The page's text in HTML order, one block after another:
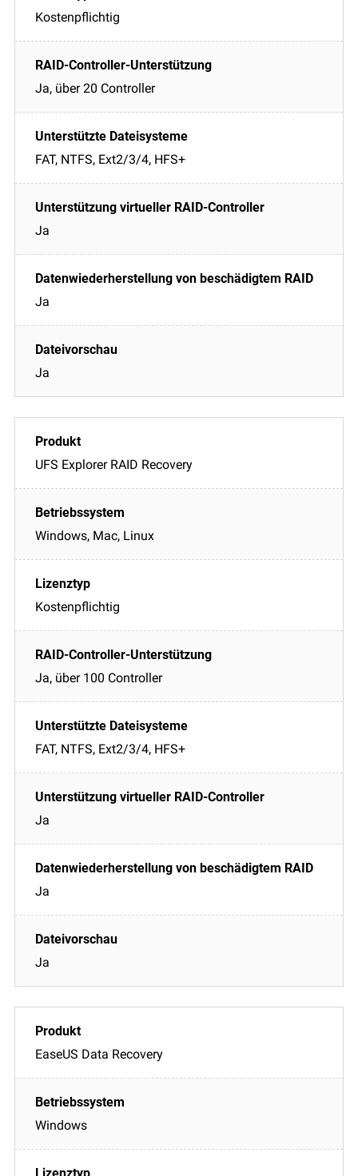
Kostenpflichtig
Ja, über 20 Controller
FAT, NTFS, Ext2/3/4, HFS+
Ja
Ja
Ja
UFS Explorer RAID Recovery
Windows, Mac, Linux
Kostenpflichtig
Ja, über 100 Controller
FAT, NTFS, Ext2/3/4, HFS+
Ja
Ja
Ja
EaseUS Data Recovery
Windows